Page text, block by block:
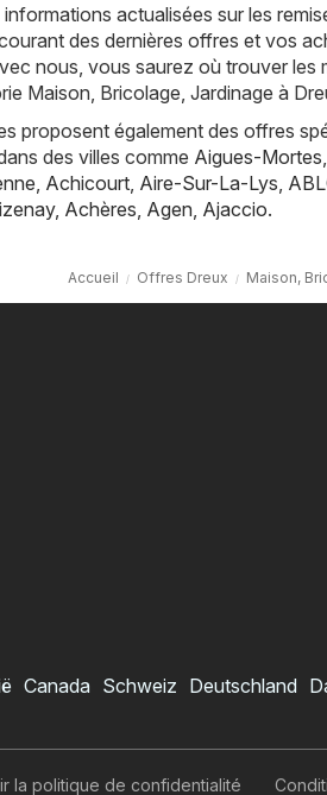
actualisées sur les
des dernières offres et vos
nous, vous saurez où trouver les
Maison, Bricolage, Jardinage à
proposent également des offres
des villes comme Aigues-Mortes
Achicourt Aire-Sur-La-Lys
, Achères Agen Ajaccio.
Accueil Offres Dreux Maison,
Canada Schweiz Deutschland
la politique de confidentialité